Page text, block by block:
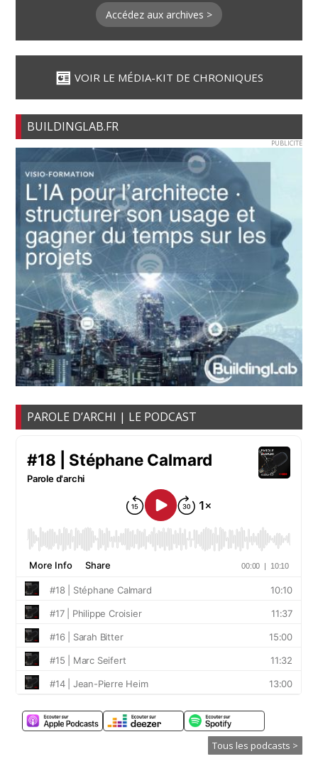
Accédez aux archives >
VOIR LE MÉDIA-KIT DE CHRONIQUES
BUILDINGLAB.FR
PUBLICITE
PAROLE D’ARCHI | LE PODCAST
Tous les podcasts >